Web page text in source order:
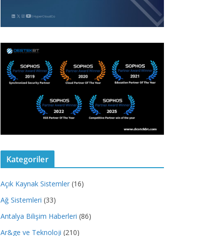
Kategoriler
Açık Kaynak Sistemler (16)
Ağ Sistemleri (33)
Antalya Bilişim Haberleri (86)
Ar&ge ve Teknoloji (210)